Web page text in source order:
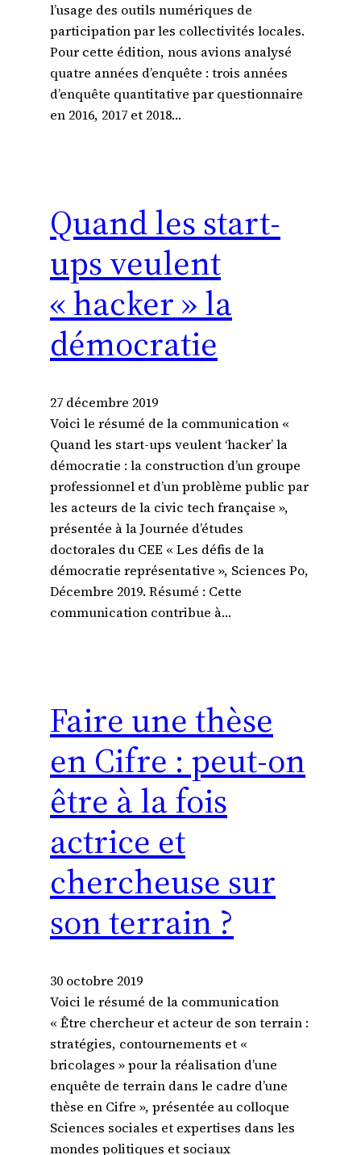
l’usage des outils numériques de
participation par les collectivités locales.
Pour cette édition, nous avions analysé
quatre années d’enquête : trois années
d’enquête quantitative par questionnaire
en 2016, 2017 et 2018…
Quand les start-
ups veulent
« hacker » la
démocratie
27 décembre 2019
Voici le résumé de la communication «
Quand les start-ups veulent ‘hacker’ la
démocratie : la construction d’un groupe
professionnel et d’un problème public par
les acteurs de la civic tech française »,
présentée à la Journée d’études
doctorales du CEE « Les défis de la
démocratie représentative », Sciences Po,
Décembre 2019. Résumé : Cette
communication contribue à…
Faire une thèse
en Cifre : peut-on
être à la fois
actrice et
chercheuse sur
son terrain ?
30 octobre 2019
Voici le résumé de la communication
« Être chercheur et acteur de son terrain :
stratégies, contournements et «
bricolages » pour la réalisation d’une
enquête de terrain dans le cadre d’une
thèse en Cifre », présentée au colloque
Sciences sociales et expertises dans les
mondes politiques et sociaux